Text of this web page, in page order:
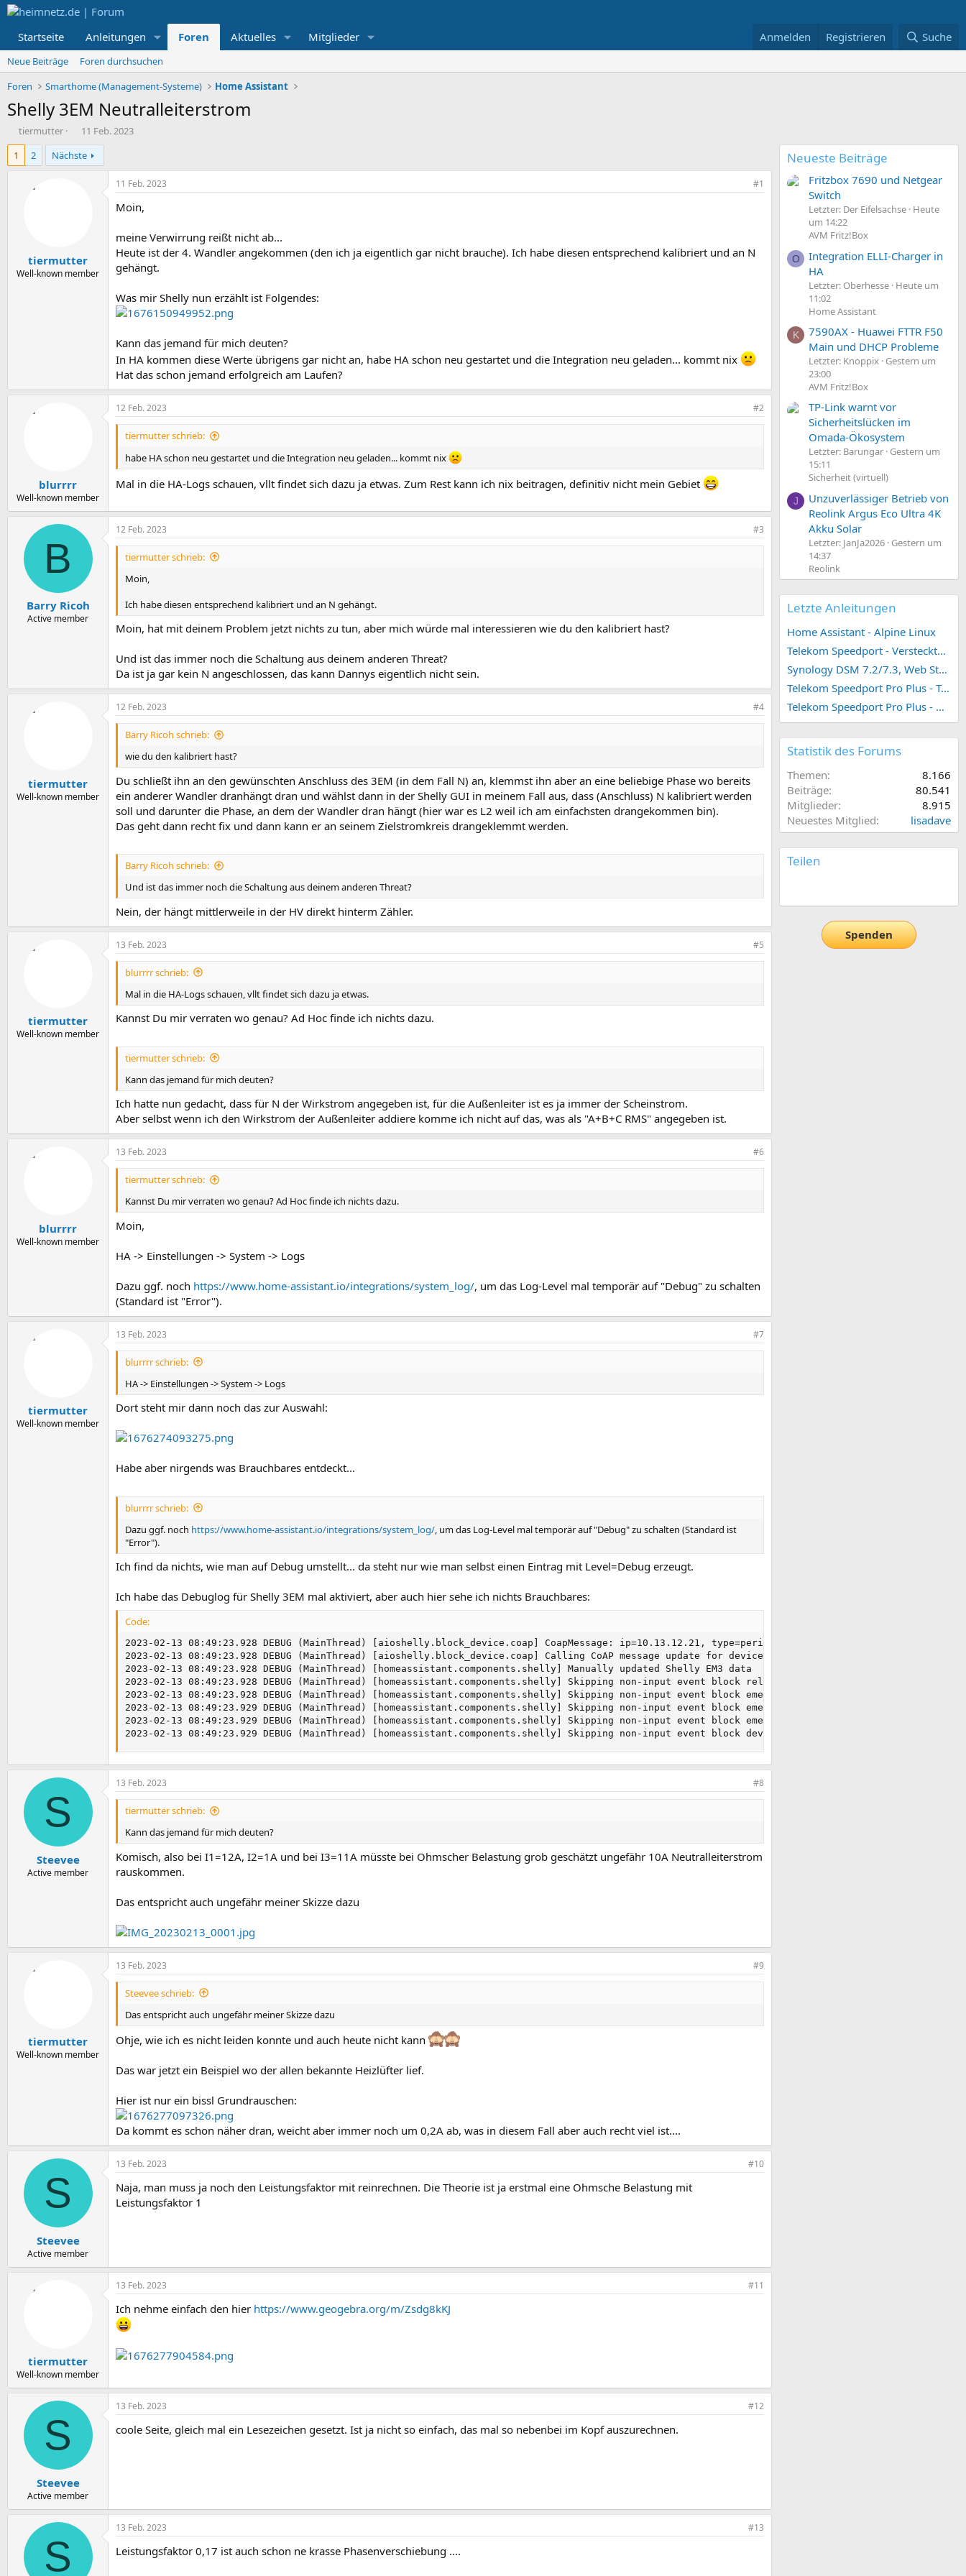
Startseite Anleitungen Foren Aktuelles Mitglieder Anmelden Registrieren Suche
Neue Beiträge
Foren durchsuchen
Foren
Smarthome (Management-Systeme) Home Assistant
Shelly 3EM Neutralleiterstrom
E
r
t
tiermutter
E
r
s
t
11 Feb. 2023
1
2 Nächste
tiermutter
Well-known member
11 Feb. 2023 #1
Moin,
meine Verwirrung reißt nicht ab...
Heute ist der 4. Wandler angekommen (den ich ja eigentlich gar nicht brauche). Ich habe diesen entsprechend kalibriert und an N
gehängt.
Was mir Shelly nun erzählt ist Folgendes:
Kann das jemand für mich deuten?
In HA kommen diese Werte übrigens gar nicht an, habe HA schon neu gestartet und die Integration neu geladen... kommt nix
Hat das schon jemand erfolgreich am Laufen?
blurrrr
Well-known member
12 Feb. 2023 #2
tiermutter schrieb:
habe HA schon neu gestartet und die Integration neu geladen... kommt nix
Mal in die HA-Logs schauen, vllt findet sich dazu ja etwas. Zum Rest kann ich nix beitragen, definitiv nicht mein Gebiet
B
Barry Ricoh
Active member
12 Feb. 2023 #3
tiermutter schrieb:
Moin,
Ich habe diesen entsprechend kalibriert und an N gehängt.
Moin, hat mit deinem Problem jetzt nichts zu tun, aber mich würde mal interessieren wie du den kalibriert hast?
Und ist das immer noch die Schaltung aus deinem anderen Threat?
Da ist ja gar kein N angeschlossen, das kann Dannys eigentlich nicht sein.
tiermutter
Well-known member
12 Feb. 2023 #4
Barry Ricoh schrieb:
wie du den kalibriert hast?
Du schließt ihn an den gewünschten Anschluss des 3EM (in dem Fall N) an, klemmst ihn aber an eine beliebige Phase wo bereits
ein anderer Wandler dranhängt dran und wählst dann in der Shelly GUI in meinem Fall aus, dass (Anschluss) N kalibriert werden
soll und darunter die Phase, an dem der Wandler dran hängt (hier war es L2 weil ich am einfachsten drangekommen bin).
Das geht dann recht fix und dann kann er an seinem Zielstromkreis drangeklemmt werden.
Barry Ricoh schrieb:
Und ist das immer noch die Schaltung aus deinem anderen Threat?
Nein, der hängt mittlerweile in der HV direkt hinterm Zähler.
tiermutter
Well-known member
13 Feb. 2023 #5
blurrrr schrieb:
Mal in die HA-Logs schauen, vllt findet sich dazu ja etwas.
Kannst Du mir verraten wo genau? Ad Hoc finde ich nichts dazu.
tiermutter schrieb:
Kann das jemand für mich deuten?
Ich hatte nun gedacht, dass für N der Wirkstrom angegeben ist, für die Außenleiter ist es ja immer der Scheinstrom.
Aber selbst wenn ich den Wirkstrom der Außenleiter addiere komme ich nicht auf das, was als "A+B+C RMS" angegeben ist.
blurrrr
Well-known member
13 Feb. 2023 #6
tiermutter schrieb:
Kannst Du mir verraten wo genau? Ad Hoc finde ich nichts dazu.
Moin,
HA -> Einstellungen -> System -> Logs
Dazu ggf. noch https://www.home-assistant.io/integrations/system_log/, um das Log-Level mal temporär auf "Debug" zu schalten
(Standard ist "Error").
tiermutter
Well-known member
13 Feb. 2023 #7
blurrrr schrieb:
HA -> Einstellungen -> System -> Logs
Dort steht mir dann noch das zur Auswahl:
Habe aber nirgends was Brauchbares entdeckt...
blurrrr schrieb:
Dazu ggf. noch https://www.home-assistant.io/integrations/system_log/ , um das Log-Level mal temporär auf "Debug" zu schalten (Standard ist
"Error").
Ich find da nichts, wie man auf Debug umstellt... da steht nur wie man selbst einen Eintrag mit Level=Debug erzeugt.
Ich habe das Debuglog für Shelly 3EM mal aktiviert, aber auch hier sehe ich nichts Brauchbares:
Code:
2023-02-13 08:49:23.928 DEBUG (MainThread) [aioshelly.block_device.coap] CoapMessage: ip=10.13.12.21, type=periodic(30),
2023-02-13 08:49:23.928 DEBUG (MainThread) [aioshelly.block_device.coap] Calling CoAP message update for device id D6E85C
2023-02-13 08:49:23.928 DEBUG (MainThread) [homeassistant.components.shelly] Manually updated Shelly EM3 data
2023-02-13 08:49:23.928 DEBUG (MainThread) [homeassistant.components.shelly] Skipping non-input event block relay_0
2023-02-13 08:49:23.928 DEBUG (MainThread) [homeassistant.components.shelly] Skipping non-input event block emeter_0
2023-02-13 08:49:23.929 DEBUG (MainThread) [homeassistant.components.shelly] Skipping non-input event block emeter_1
2023-02-13 08:49:23.929 DEBUG (MainThread) [homeassistant.components.shelly] Skipping non-input event block emeter_2
2023-02-13 08:49:23.929 DEBUG (MainThread) [homeassistant.components.shelly] Skipping non-input event block device
S
Steevee
Active member
13 Feb. 2023 #8
tiermutter schrieb:
Kann das jemand für mich deuten?
Komisch, also bei I1=12A, I2=1A und bei I3=11A müsste bei Ohmscher Belastung grob geschätzt ungefähr 10A Neutralleiterstrom
rauskommen.
Das entspricht auch ungefähr meiner Skizze dazu
tiermutter
Well-known member
13 Feb. 2023 #9
Steevee schrieb:
Das entspricht auch ungefähr meiner Skizze dazu
Ohje, wie ich es nicht leiden konnte und auch heute nicht kann
Das war jetzt ein Beispiel wo der allen bekannte Heizlüfter lief.
Hier ist nur ein bissl Grundrauschen:
Da kommt es schon näher dran, weicht aber immer noch um 0,2A ab, was in diesem Fall aber auch recht viel ist....
S
Steevee
Active member
13 Feb. 2023 #10
Naja, man muss ja noch den Leistungsfaktor mit reinrechnen. Die Theorie ist ja erstmal eine Ohmsche Belastung mit
Leistungsfaktor 1
tiermutter
Well-known member
13 Feb. 2023 #11
Ich nehme einfach den hier https://www.geogebra.org/m/Zsdg8kKJ
S
Steevee
Active member
13 Feb. 2023 #12
coole Seite, gleich mal ein Lesezeichen gesetzt. Ist ja nicht so einfach, das mal so nebenbei im Kopf auszurechnen.
S
13 Feb. 2023 #13
Leistungsfaktor 0,17 ist auch schon ne krasse Phasenverschiebung ....
Neueste Beiträge
Fritzbox 7690 und Netgear
Switch
Letzter: Der Eifelsachse Heute
um 14:22
AVM Fritz!Box
O
Integration ELLI-Charger in
HA
Letzter: Oberhesse Heute um
11:02
Home Assistant
K
7590AX - Huawei FTTR F50
Main und DHCP Probleme
Letzter: Knoppix Gestern um
23:00
AVM Fritz!Box
TP-Link warnt vor
Sicherheitslücken im
Omada-Ökosystem
Letzter: Barungar Gestern um
15:11
Sicherheit (virtuell)
J
Unzuverlässiger Betrieb von
Reolink Argus Eco Ultra 4K
Akku Solar
Letzter: JanJa2026 Gestern um
14:37
Reolink
Letzte Anleitungen
Home Assistant - Alpine Linux
Telekom Speedport - Versteckte Konfigurationen
Synology DSM 7.2/7.3, Web Station 4, Webdienst und Webportal erstellen (ehemals vHost)
Telekom Speedport Pro Plus - Telefonie einrichten
Telekom Speedport Pro Plus - Netzwerk einrichten
Statistik des Forums
Themen
8.166
Beiträge
80.541
Mitglieder
8.915
Neuestes Mitglied
lisadave
Teilen
Spenden